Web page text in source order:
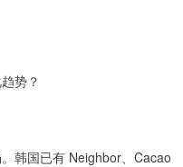
势？
韩国已有 Neighbor、Cacao